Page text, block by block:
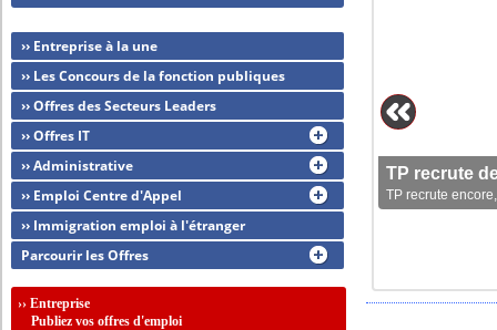
TP recrute
TP recrute
›› Entreprise à la une
›› Les Concours de la fonction publiques
›› Offres des Secteurs Leaders
›› Offres IT
›› Administrative
›› Emploi Centre d'Appel
›› Immigration emploi à l'étranger
Parcourir les Offres
››Entreprise
Publiez vos offres d'emploi